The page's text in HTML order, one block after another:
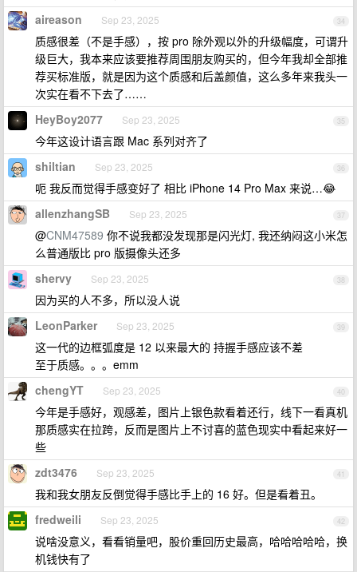
34
aireason Sep 23, 2025
质感很差（不是手感），按 pro 除外观以外的升级幅度，可谓升
级巨大，我本来应该要推荐周围朋友购买的，但今年我却全部推
荐买标准版，就是因为这个质感和后盖颜值，这么多年来我头一
次实在看不下去了……
35
HeyBoy2077 Sep 23, 2025
今年这设计语言跟 Mac 系列对齐了
36
shiltian Sep 23, 2025
呃 我反而觉得手感变好了 相比 iPhone 14 Pro Max 来说…😂
37
allenzhangSB Sep 23, 2025
@CNM47589 你不说我都没发现那是闪光灯, 我还纳闷这小米怎
么普通版比 pro 版摄像头还多
38
shervy Sep 23, 2025
因为买的人不多，所以没人说
39
LeonParker Sep 23, 2025
这一代的边框弧度是 12 以来最大的 持握手感应该不差
至于质感。。。emm
40
chengYT Sep 23, 2025
今年是手感好，观感差，图片上银色款看着还行，线下一看真机
那质感实在拉跨，反而是图片上不讨喜的蓝色现实中看起来好一
些
41
zdt3476 Sep 23, 2025
我和我女朋友反倒觉得手感比手上的 16 好。但是看着丑。
42
fredweili Sep 23, 2025
说啥没意义，看看销量吧，股价重回历史最高，哈哈哈哈哈，换
机钱快有了